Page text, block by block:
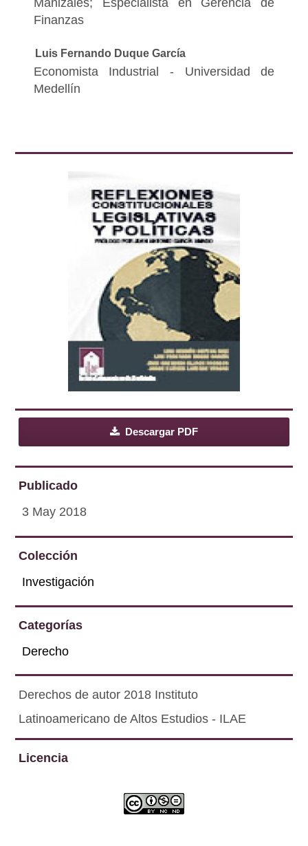
Manizales; Especialista en Gerencia de
Finanzas
Luis Fernando Duque García
Economista Industrial - Universidad de
Medellín
Descargar PDF
Publicado
3 May 2018
Colección
Investigación
Categorías
Derecho
Derechos de autor 2018 Instituto
Latinoamericano de Altos Estudios - ILAE
Licencia